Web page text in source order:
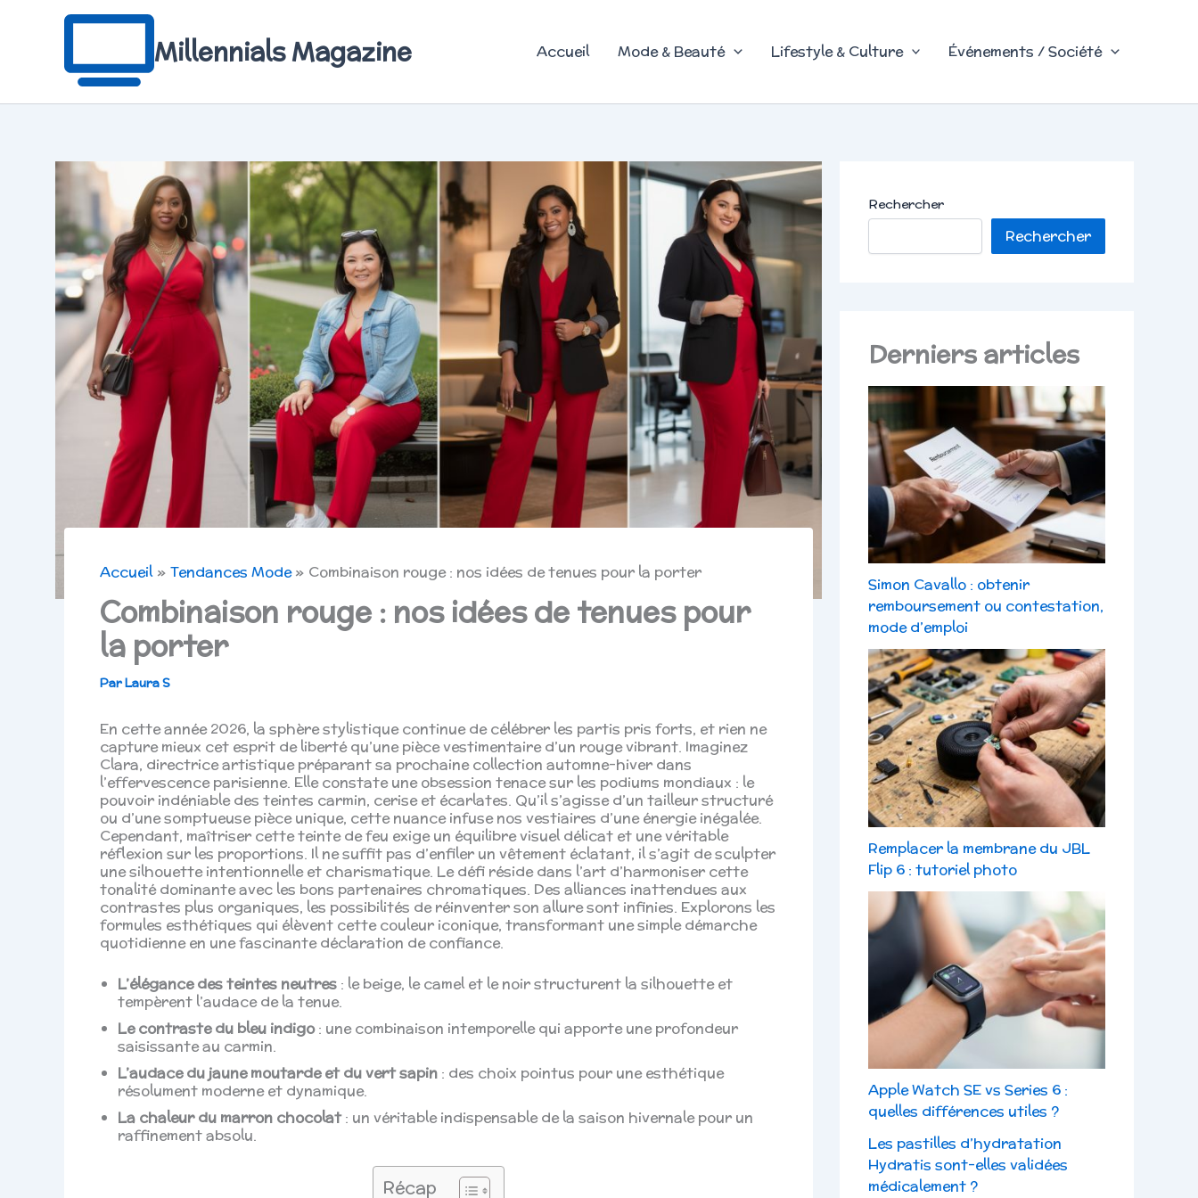
Millennials Magazine Accueil Mode & Beauté Lifestyle & Culture Événements / Société
Accueil Tendances Mode Combinaison rouge : nos idées de tenues pour la porter
Combinaison rouge : nos idées de tenues pour
la porter
ParLaura S
En cette année 2026, la sphère stylistique continue de célébrer les partis pris forts, et rien ne
capture mieux cet esprit de liberté qu’une pièce vestimentaire d’un rouge vibrant. Imaginez
Clara, directrice artistique préparant sa prochaine collection automne-hiver dans
l’effervescence parisienne. Elle constate une obsession tenace sur les podiums mondiaux : le
pouvoir indéniable des teintes carmin, cerise et écarlates. Qu’il s’agisse d’un tailleur structuré
ou d’une somptueuse pièce unique, cette nuance infuse nos vestiaires d’une énergie inégalée.
Cependant, maîtriser cette teinte de feu exige un équilibre visuel délicat et une véritable
réflexion sur les proportions. Il ne suffit pas d’enfiler un vêtement éclatant, il s’agit de sculpter
une silhouette intentionnelle et charismatique. Le défi réside dans l’art d’harmoniser cette
tonalité dominante avec les bons partenaires chromatiques. Des alliances inattendues aux
contrastes plus organiques, les possibilités de réinventer son allure sont infinies. Explorons les
formules esthétiques qui élèvent cette couleur iconique, transformant une simple démarche
quotidienne en une fascinante déclaration de confiance.
L’élégance des teintes neutres : le beige, le camel et le noir structurent la silhouette et
tempèrent l’audace de la tenue.
Le contraste du bleu indigo: une combinaison intemporelle qui apporte une profondeur
saisissante au carmin.
L’audace du jaune moutarde et du vert sapin : des choix pointus pour une esthétique
résolument moderne et dynamique.
La chaleur du marron chocolat: un véritable indispensable de la saison hivernale pour un
raffinement absolu.
Récap
Rechercher
Rechercher
Derniers articles
Simon Cavallo : obtenir
remboursement ou contestation,
mode d’emploi
Remplacer la membrane du JBL
Flip 6 : tutoriel photo
Apple Watch SE vs Series 6 :
quelles différences utiles ?
Les pastilles d’hydratation
Hydratis sont-elles validées
médicalement ?